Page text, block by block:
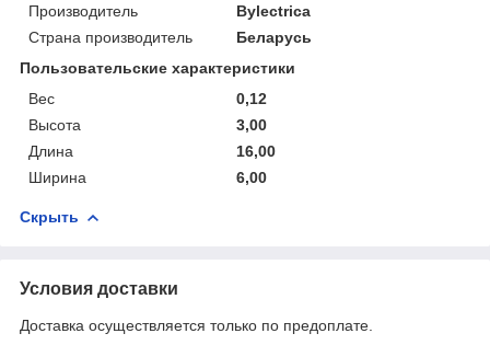
Производитель
Bylectrica
Страна производитель
Беларусь
Пользовательские характеристики
Вес
0,12
Высота
3,00
Длина
16,00
Ширина
6,00
Скрыть
Условия доставки
Доставка осуществляется только по предоплате.